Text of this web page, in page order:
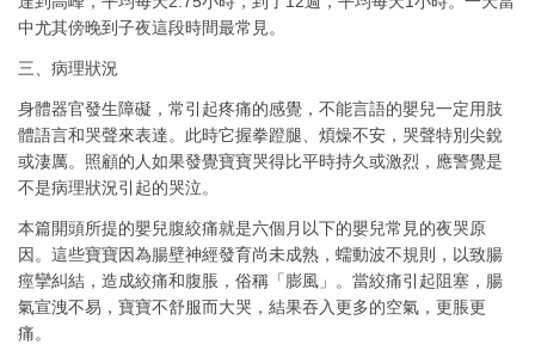
中尤其傍晚到子夜這段時間最常見。
三、病理狀況
身體器官發生障礙，常引起疼痛的感覺，不能言語的嬰兒一定用肢
體語言和哭聲來表達。此時它握拳蹬腿、煩燥不安，哭聲特別尖銳
或淒厲。照顧的人如果發覺寶寶哭得比平時持久或激烈，應警覺是
不是病理狀況引起的哭泣。
本篇開頭所提的嬰兒腹絞痛就是六個月以下的嬰兒常見的夜哭原
因。這些寶寶因為腸壁神經發育尚未成熟，蠕動波不規則，以致腸
痙攣糾結，造成絞痛和腹脹，俗稱「膨風」。當絞痛引起阻塞，腸
氣宣洩不易，寶寶不舒服而大哭，結果吞入更多的空氣，更脹更
痛。